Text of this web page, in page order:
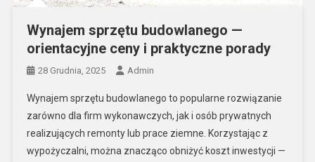
Wynajem sprzętu budowlanego —
orientacyjne ceny i praktyczne porady
28 Grudnia, 2025 Admin
Wynajem sprzętu budowlanego to popularne rozwiązanie
zarówno dla firm wykonawczych, jak i osób prywatnych
realizujących remonty lub prace ziemne. Korzystając z
wypożyczalni, można znacząco obniżyć koszt inwestycji —